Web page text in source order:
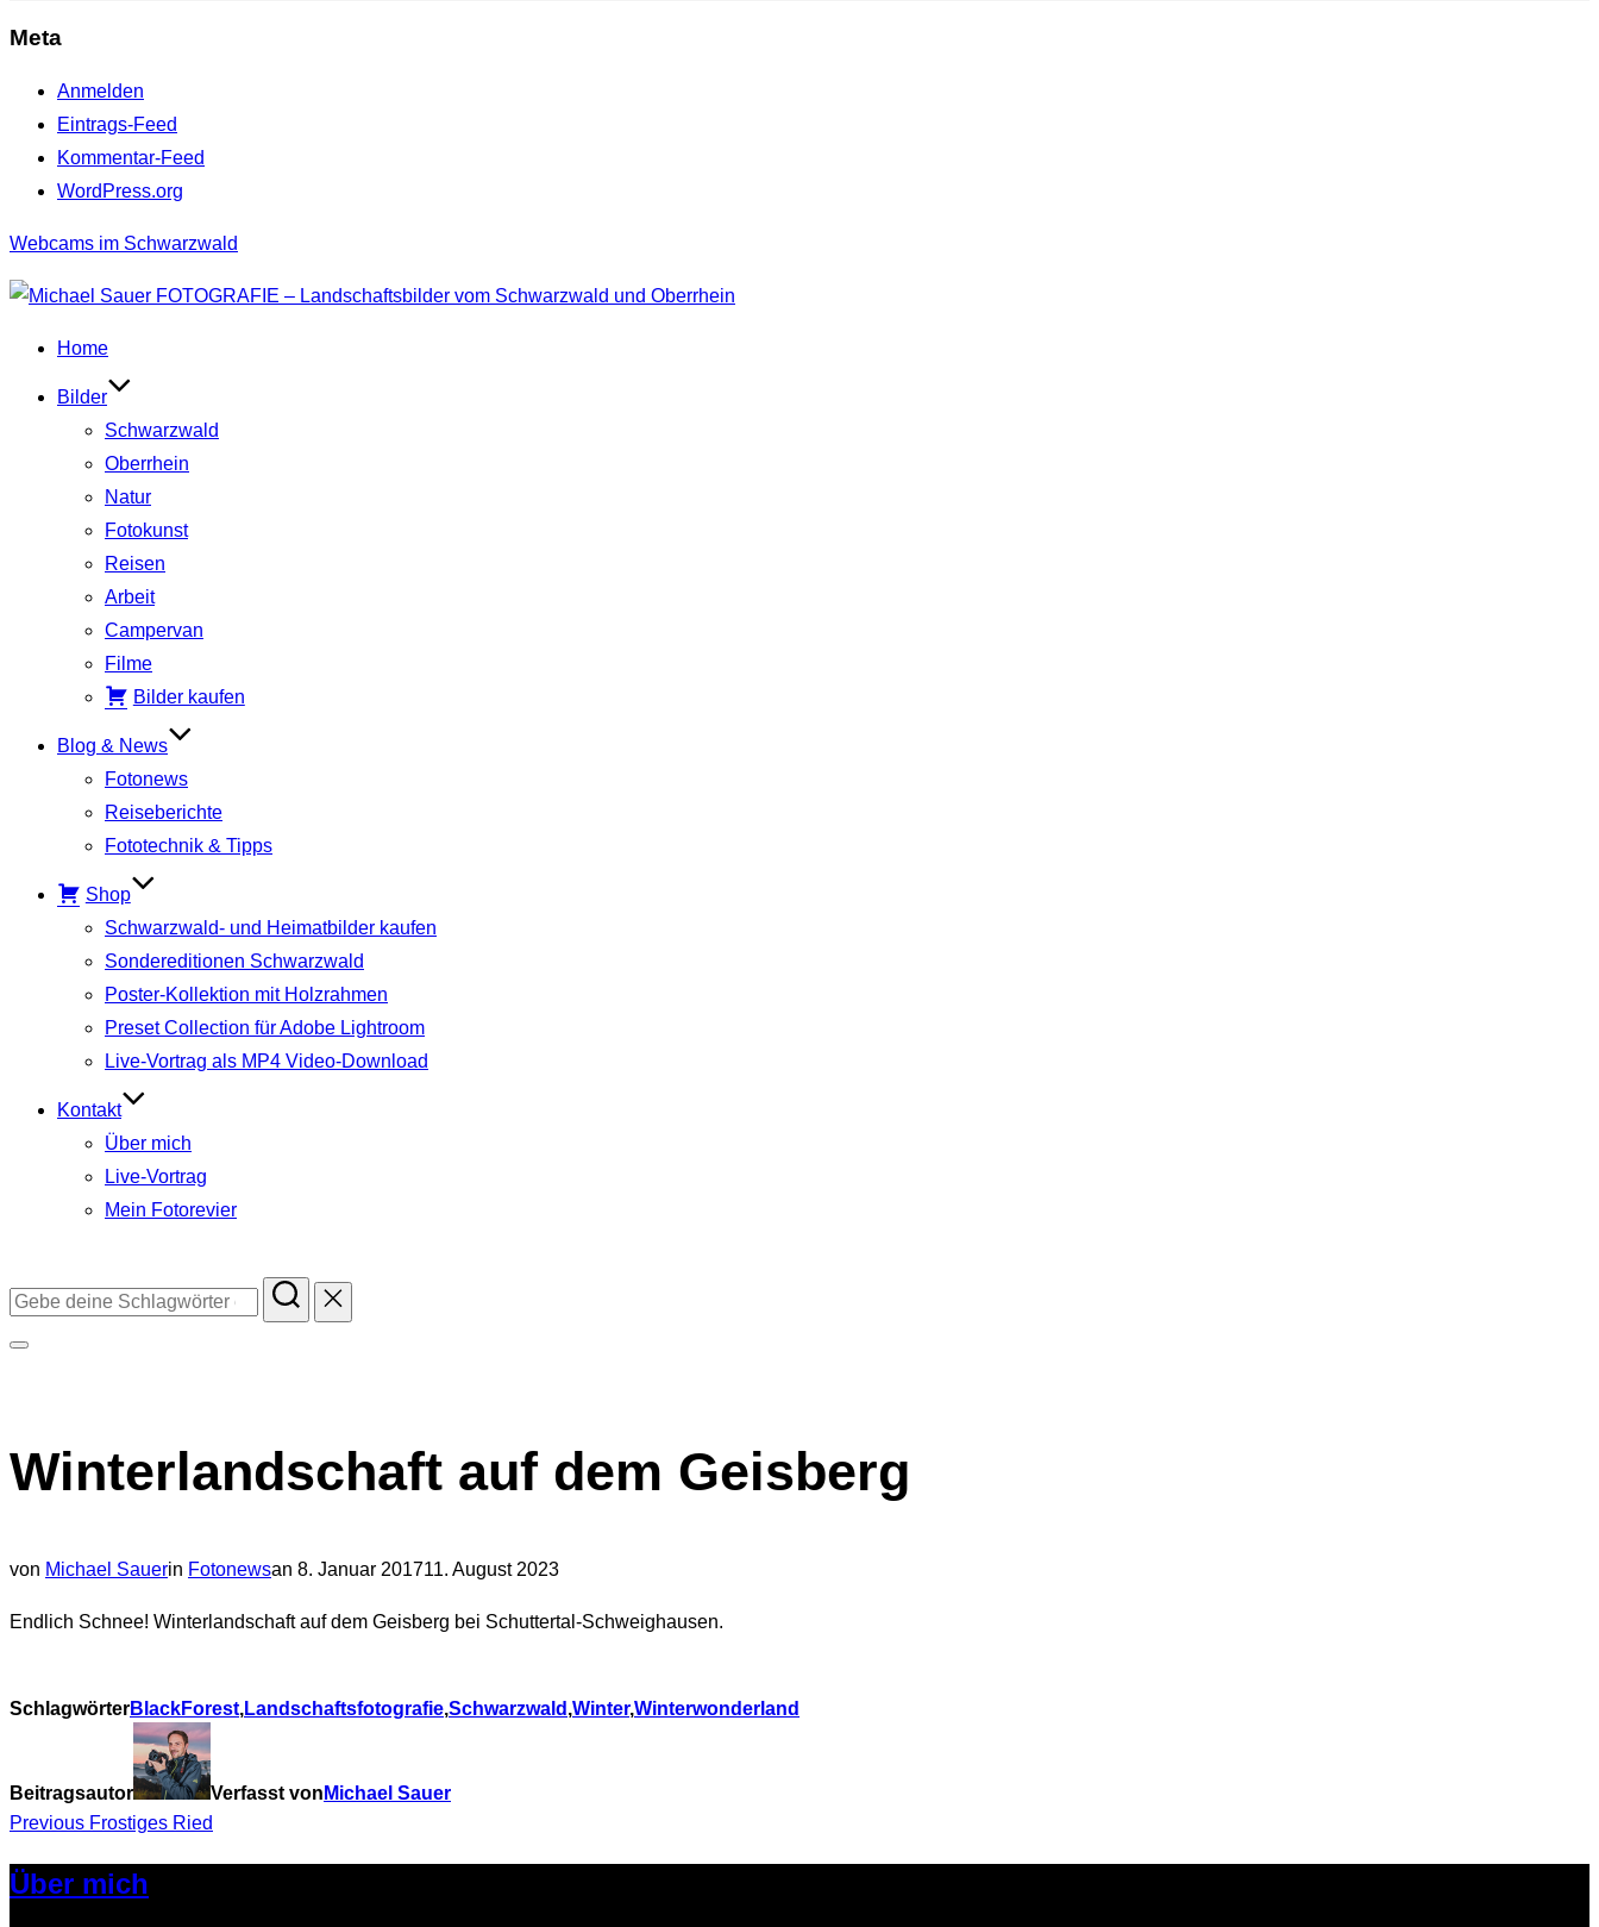
Meta
Anmelden
Eintrags-Feed
Kommentar-Feed
WordPress.org
Webcams im Schwarzwald
Zum
springen
Home
Bilder
Schwarzwald
Oberrhein
Natur
Fotokunst
Reisen
Arbeit
Campervan
Filme
Bilder kaufen
Blog & News
Fotonews
Reiseberichte
Fototechnik & Tipps
Shop
Schwarzwald- und Heimatbilder kaufen
Sondereditionen Schwarzwald
Poster-Kollektion mit Holzrahmen
Preset Collection für Adobe Lightroom
Live-Vortrag als MP4 Video-Download
Kontakt
Über mich
Live-Vortrag
Mein Fotorevier
Suchen
umschalten
Winterlandschaft auf dem Geisberg
von Michael Sauerin Fotonewsan Veröffentlicht
8. Januar 201711. August 2023
Endlich Schnee! Winterlandschaft auf dem Geisberg bei Schuttertal-Schweighausen.
SchlagwörterBlackForest,Landschaftsfotografie,Schwarzwald ,Winter,Winterwonderland
Beitragsautor Verfasst von Michael Sauer
Beitragsnavigation
Previous
Previous Frostiges Ried
Über mich